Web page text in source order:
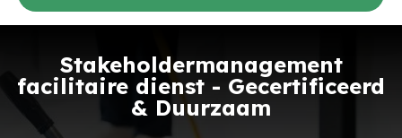
Stakeholdermanagement
facilitaire dienst - Gecertificeerd
& Duurzaam